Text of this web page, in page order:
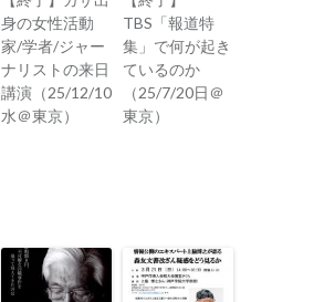
身の女性活動
家/学者/ジャー
ナリストの来日
講演（25/12/10
水＠東京）
TBS「報道特
集」で何が起き
ているのか
（25/7/20日＠
東京）